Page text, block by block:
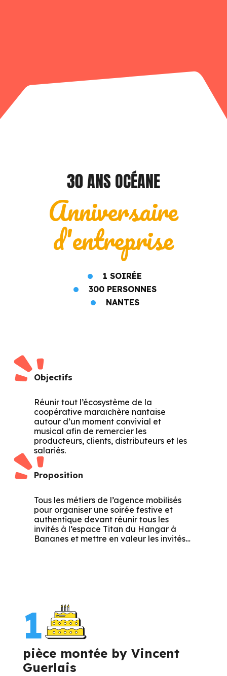
30 ANS OCÉANE
Anniversaire
d'entreprise
1 SOIRÉE
300 PERSONNES
NANTES
Objectifs
Réunir tout l’écosystème de la
coopérative maraîchère nantaise
autour d’un moment convivial et
musical afin de remercier les
producteurs, clients, distributeurs et les
salariés.
Proposition
Tous les métiers de l’agence mobilisés
pour organiser une soirée festive et
authentique devant réunir tous les
invités à l’espace Titan du Hangar à
Bananes et mettre en valeur les invités…
1
pièce montée by Vincent
Guerlais